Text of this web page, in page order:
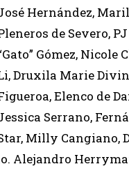
Hernández,
de Severo,
Gómez,
Druxila Marie
Elenco de
Serrano,
Milly Cangiano,
Alejandro